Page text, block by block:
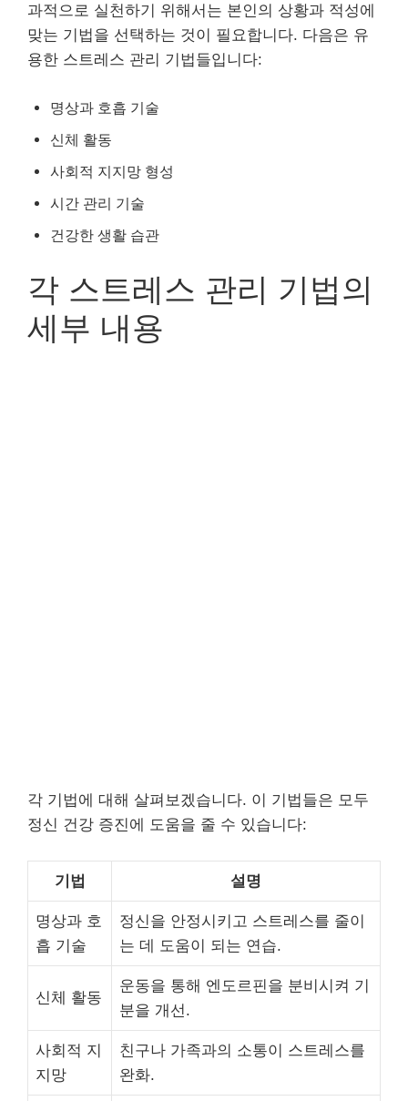
과적으로 실천하기 위해서는 본인의 상황과 적성에
맞는 기법을 선택하는 것이 필요합니다. 다음은 유
용한 스트레스 관리 기법들입니다:
명상과 호흡 기술
신체 활동
사회적 지지망 형성
시간 관리 기술
건강한 생활 습관
각 스트레스 관리 기법의
세부 내용
각 기법에 대해 살펴보겠습니다. 이 기법들은 모두
정신 건강 증진에 도움을 줄 수 있습니다:
기법 설명
명상과 호
흡 기술
정신을 안정시키고 스트레스를 줄이
는 데 도움이 되는 연습.
신체 활동
운동을 통해 엔도르핀을 분비시켜 기
분을 개선.
사회적 지
지망
친구나 가족과의 소통이 스트레스를
완화.